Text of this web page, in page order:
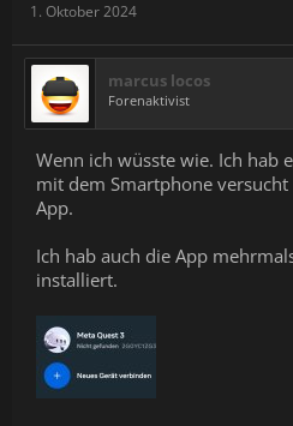
1. Oktober 2024
marcus locos
Forenaktivist
Wenn ich wüsste wie. Ich hab
mit dem Smartphone
App.
Ich hab auch die App
installiert.